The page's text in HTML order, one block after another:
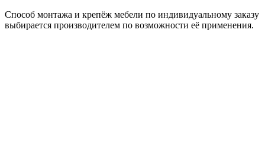
Способ монтажа и крепёж мебели по индивидуальному заказу
выбирается производителем по возможности её применения.